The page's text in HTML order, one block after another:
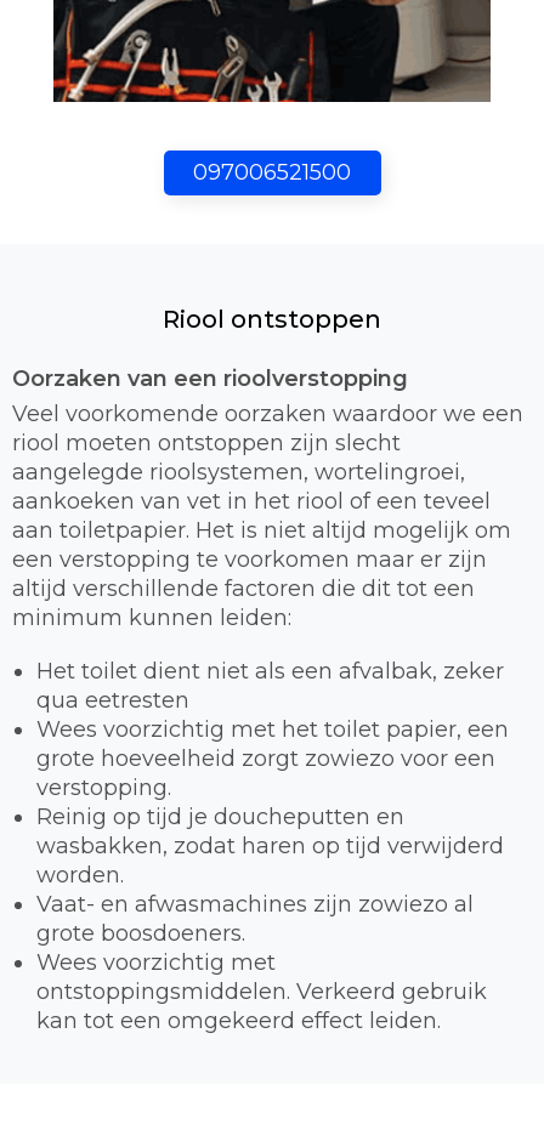
097006521500
Riool ontstoppen
Oorzaken van een rioolverstopping
Veel voorkomende oorzaken waardoor we een
riool moeten ontstoppen zijn slecht
aangelegde rioolsystemen, wortelingroei,
aankoeken van vet in het riool of een teveel
aan toiletpapier. Het is niet altijd mogelijk om
een verstopping te voorkomen maar er zijn
altijd verschillende factoren die dit tot een
minimum kunnen leiden:
Het toilet dient niet als een afvalbak, zeker
qua eetresten
Wees voorzichtig met het toilet papier, een
grote hoeveelheid zorgt zowiezo voor een
verstopping.
Reinig op tijd je doucheputten en
wasbakken, zodat haren op tijd verwijderd
worden.
Vaat- en afwasmachines zijn zowiezo al
grote boosdoeners.
Wees voorzichtig met
ontstoppingsmiddelen. Verkeerd gebruik
kan tot een omgekeerd effect leiden.